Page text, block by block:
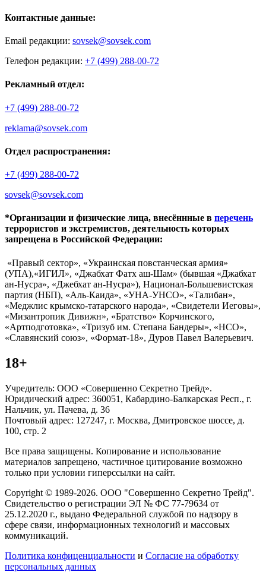
Контактные данные:
Email редакции: sovsek@sovsek.com
Телефон редакции: +7 (499) 288-00-72
Рекламный отдел:
+7 (499) 288-00-72
reklama@sovsek.com
Отдел распространения:
+7 (499) 288-00-72
sovsek@sovsek.com
*Организации и физические лица, внесённные в перечень
террористов и экстремистов, деятельность которых
запрещена в Российской Федерации:
«Правый сектор», «Украинская повстанческая армия»
(УПА),«ИГИЛ», «Джабхат Фатх аш-Шам» (бывшая «Джабхат
ан-Нусра», «Джебхат ан-Нусра»), Национал-Большевистская
партия (НБП), «Аль-Каида», «УНА-УНСО», «Талибан»,
«Меджлис крымско-татарского народа», «Свидетели Иеговы»,
«Мизантропик Дивижн», «Братство» Корчинского,
«Артподготовка», «Тризуб им. Степана Бандеры», «НСО»,
«Славянский союз», «Формат-18», Дуров Павел Валерьевич.
18+
Учредитель: ООО «Совершенно Секретно Трейд».
Юридический адрес: 360051, Кабардино-Балкарская Респ., г.
Нальчик, ул. Пачева, д. 36
Почтовый адрес: 127247, г. Москва, Дмитровское шоссе, д.
100, стр. 2
Все права защищены. Копирование и использование
материалов запрещено, частичное цитирование возможно
только при условии гиперссылки на сайт.
Copyright © 1989-2026. ООО "Совершенно Секретно Трейд".
Свидетельство о регистрации ЭЛ № ФС 77-79634 от
25.12.2020 г., выдано Федеральной службой по надзору в
сфере связи, информационных технологий и массовых
коммуникаций.
Политика конфиценциальности и Согласие на обработку
персональных данных